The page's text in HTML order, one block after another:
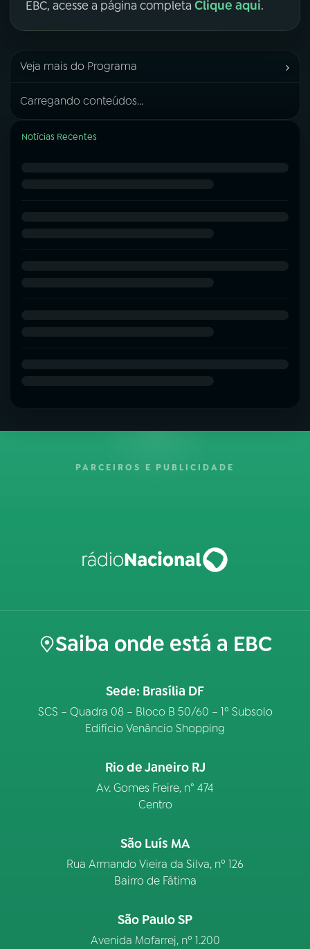
EBC, acesse a página completa Clique aqui.
Veja mais do Programa ›
Carregando conteúdos...
Notícias Recentes
PARCEIROS E PUBLICIDADE
Saiba onde está a EBC
Sede: Brasília DF
SCS – Quadra 08 – Bloco B 50/60 – 1º Subsolo
Edifício Venâncio Shopping
Rio de Janeiro RJ
Av. Gomes Freire, n° 474
Centro
São Luís MA
Rua Armando Vieira da Silva, nº 126
Bairro de Fátima
São Paulo SP
Avenida Mofarrej, nº 1.200